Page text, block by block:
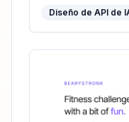
Diseño de API de